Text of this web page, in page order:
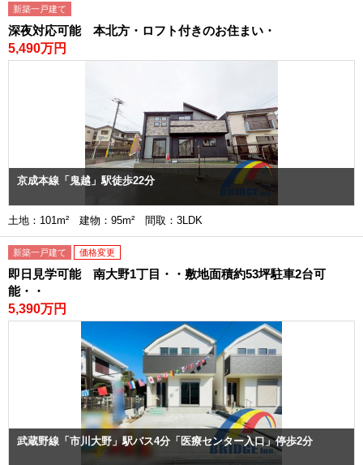
新築一戸建て
深夜対応可能 本北方・ロフト付きのお住まい・
5,490万円
京成本線「鬼越」駅徒歩22分
土地：101m² 建物：95m² 間取：3LDK
新築一戸建て 価格変更
即日見学可能 南大野1丁目・・敷地面積約53坪駐車2台可
能・・
5,390万円
武蔵野線「市川大野」駅バス4分「医療センター入口」停歩2分